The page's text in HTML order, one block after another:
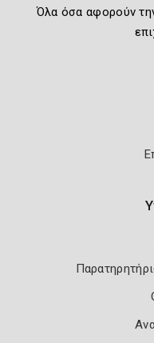
Όλα όσα αφορούν